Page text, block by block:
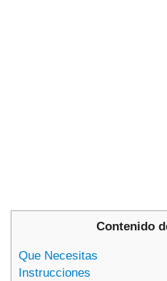
Contenido
Que Necesitas
Instrucciones